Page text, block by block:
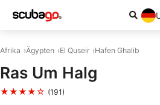
Afrika Ägypten El Quseir Hafen Ghalib
Ras Um Halg
★★★★☆ (191)